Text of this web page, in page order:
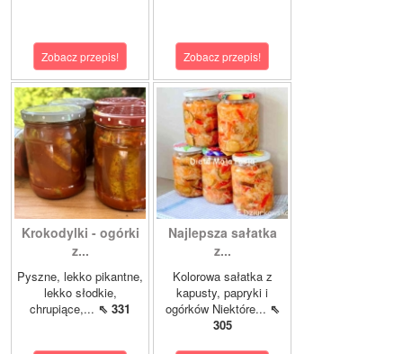
Zobacz przepis! Zobacz przepis!
Krokodylki - ogórki
z...
Pyszne, lekko pikantne,
lekko słodkie,
chrupiące,... ⇖ 331
Najlepsza sałatka
z...
Kolorowa sałatka z
kapusty, papryki i
ogórków Niektóre... ⇖
305